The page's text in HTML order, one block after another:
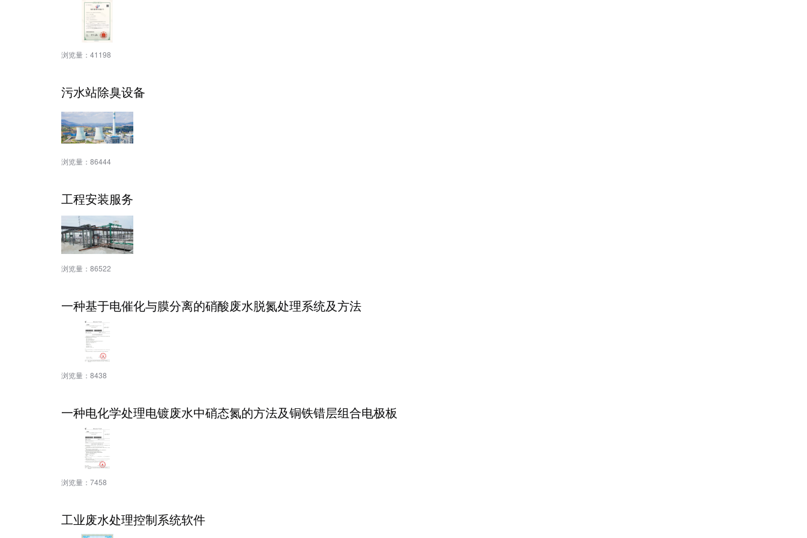
浏览量： 41198
污水站除臭设备
浏览量： 86444
工程安装服务
浏览量： 86522
一种基于电催化与膜分离的硝酸废水脱氮处理系统及方法
浏览量： 8438
一种电化学处理电镀废水中硝态氮的方法及铜铁错层组合电极板
浏览量： 7458
工业废水处理控制系统软件